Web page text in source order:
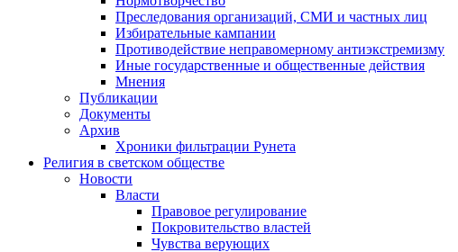
Преследования организаций, СМИ и частных лиц
Избирательные кампании
Противодействие неправомерному антиэкстремизму
Иные государственные и общественные действия
Мнения
Публикации
Документы
Архив
Хроники фильтрации Рунета
Религия в светском обществе
Новости
Власти
Правовое регулирование
Покровительство властей
Чувства верующих